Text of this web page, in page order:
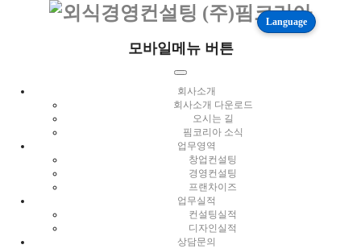
Language
모바일메뉴 버튼
회사소개
회사소개 다운로드
오시는 길
핌코리아 소식
업무영역
창업컨설팅
경영컨설팅
프랜차이즈
업무실적
컨설팅실적
디자인실적
상담문의